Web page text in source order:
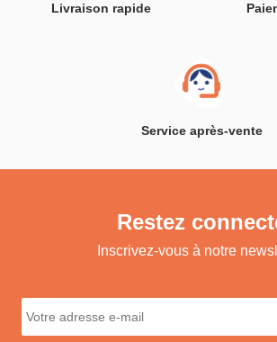
Livraison rapide
Service après-vente
Restez
Inscrivez-vous à notre